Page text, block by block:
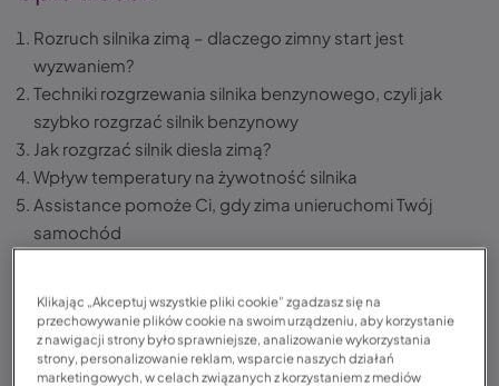
Rozruch silnika zimą – dlaczego zimny start jest
wyzwaniem?
Techniki rozgrzewania silnika benzynowego, czyli jak
szybko rozgrzać silnik benzynowy
Jak rozgrzać silnik diesla zimą?
Wpływ temperatury na żywotność silnika
Assistance pomoże Ci, gdy zima unieruchomi Twój
samochód
FAQ — często zadawane pytania
Klikając „Akceptuj wszystkie pliki cookie” zgadzasz się na
przechowywanie plików cookie na swoim urządzeniu, aby korzystanie
z nawigacji strony było sprawniejsze, analizowanie wykorzystania
strony, personalizowanie reklam, wsparcie naszych działań
marketingowych, w celach związanych z korzystaniem z mediów